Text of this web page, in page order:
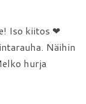
Iso kiitos ❤
Näihin
hurja